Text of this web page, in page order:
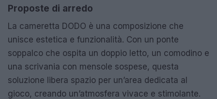
Proposte di arredo
La cameretta DODO è una composizione che
unisce estetica e funzionalità. Con un ponte
soppalco che ospita un doppio letto, un comodino e
una scrivania con mensole sospese, questa
soluzione libera spazio per un’area dedicata al
gioco, creando un’atmosfera vivace e stimolante.